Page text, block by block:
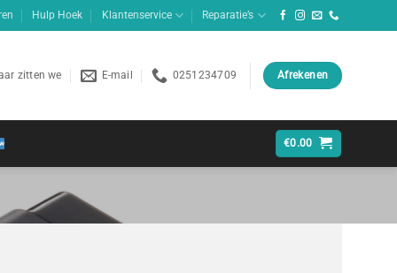
Hulp Hoek Klantenservice Reparatie’s
zitten we E-mail 0251234709 Afrekenen
€0.00